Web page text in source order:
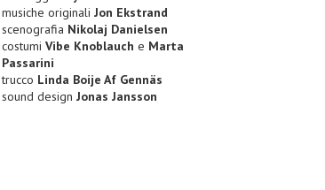
musiche originali Jon Ekstrand
scenografia Nikolaj Danielsen
costumi Vibe Knoblauch e Marta
Passarini
trucco Linda Boije Af Gennäs
sound design Jonas Jansson